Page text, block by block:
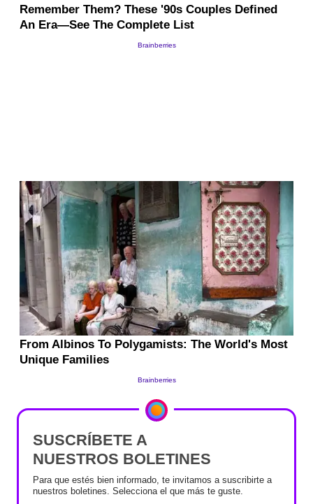
SUSCRÍBETE A
NUESTROS BOLETINES
Para que estés bien informado, te invitamos a suscribirte a
nuestros boletines. Selecciona el que más te guste.